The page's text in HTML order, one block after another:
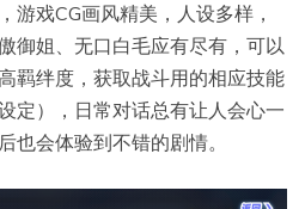
游戏CG画风精美，人设多样，
御姐、无口白毛应有尽有，可以
羁绊度，获取战斗用的相应技能
定），日常对话总有让人会心一
也会体验到不错的剧情。